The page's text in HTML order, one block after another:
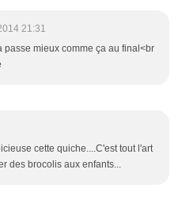
21:31
passe mieux comme ça au final<br
cette quiche....C'est tout l'art
des brocolis aux enfants...